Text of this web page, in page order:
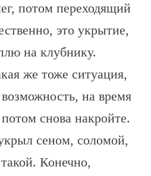
потом переходящий
это укрытие,
на клубнику.
же тоже ситуация,
на время
снова накройте.
сеном, соломой,
Конечно,